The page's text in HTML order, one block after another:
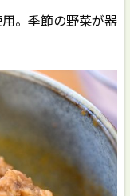
。季節の野菜が器